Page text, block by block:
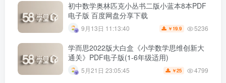
初中数学奥林匹克小丛书二版小蓝本8本PDF
电子版 百度网盘分享下载
9月13日 11:13:40 ￥ 19.9 5236
学而思2022版大白盒《小学数学思维创新大
通关》PDF电子版(1-6年级适用)
5月21日 23:05:45 ￥25 4799